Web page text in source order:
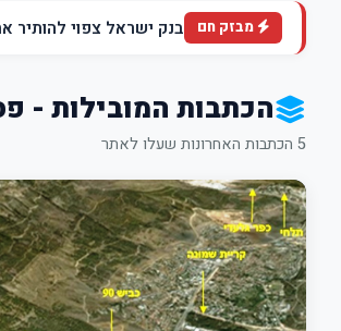
מבזק חם בנק ישראל צפוי להותיר את הריבית ללא
הכתבות המובילות -
5 הכתבות האחרונות שעלו לאתר